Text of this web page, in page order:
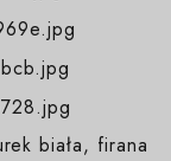
biała, firana